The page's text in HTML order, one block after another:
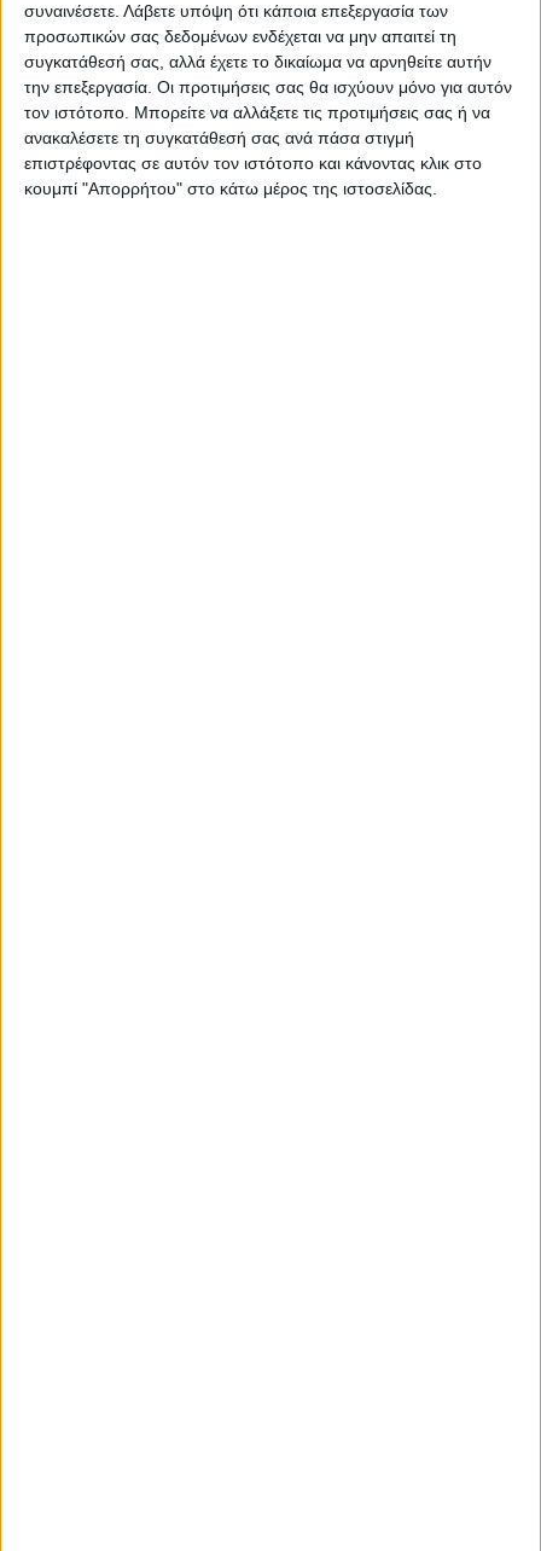
συναινέσετε. Λάβετε υπόψη ότι κάποια επεξεργασία των
προσωπικών σας δεδομένων ενδέχεται να μην απαιτεί τη
συγκατάθεσή σας, αλλά έχετε το δικαίωμα να αρνηθείτε αυτήν
την επεξεργασία. Οι προτιμήσεις σας θα ισχύουν μόνο για αυτόν
τον ιστότοπο. Μπορείτε να αλλάξετε τις προτιμήσεις σας ή να
ανακαλέσετε τη συγκατάθεσή σας ανά πάσα στιγμή
επιστρέφοντας σε αυτόν τον ιστότοπο και κάνοντας κλικ στο
κουμπί "Απορρήτου" στο κάτω μέρος της ιστοσελίδας.
ΠΡΟΗΓΟΥΜΕΝΟ ΑΡΘΡΟ
Εντυπωσιακό το νέο ταρτάν
στο Δημοτικό Στάδιο
Τρικάλων
ΕΠΟΜΕΝΟ ΑΡΘΡΟ
Δημοπρατείται έργο
βελτίωσης της σήμανσης
τοποθέτησης στηθαίων
ασφαλείας στο δίκτυο της Π.Ε
Καρδίτσας